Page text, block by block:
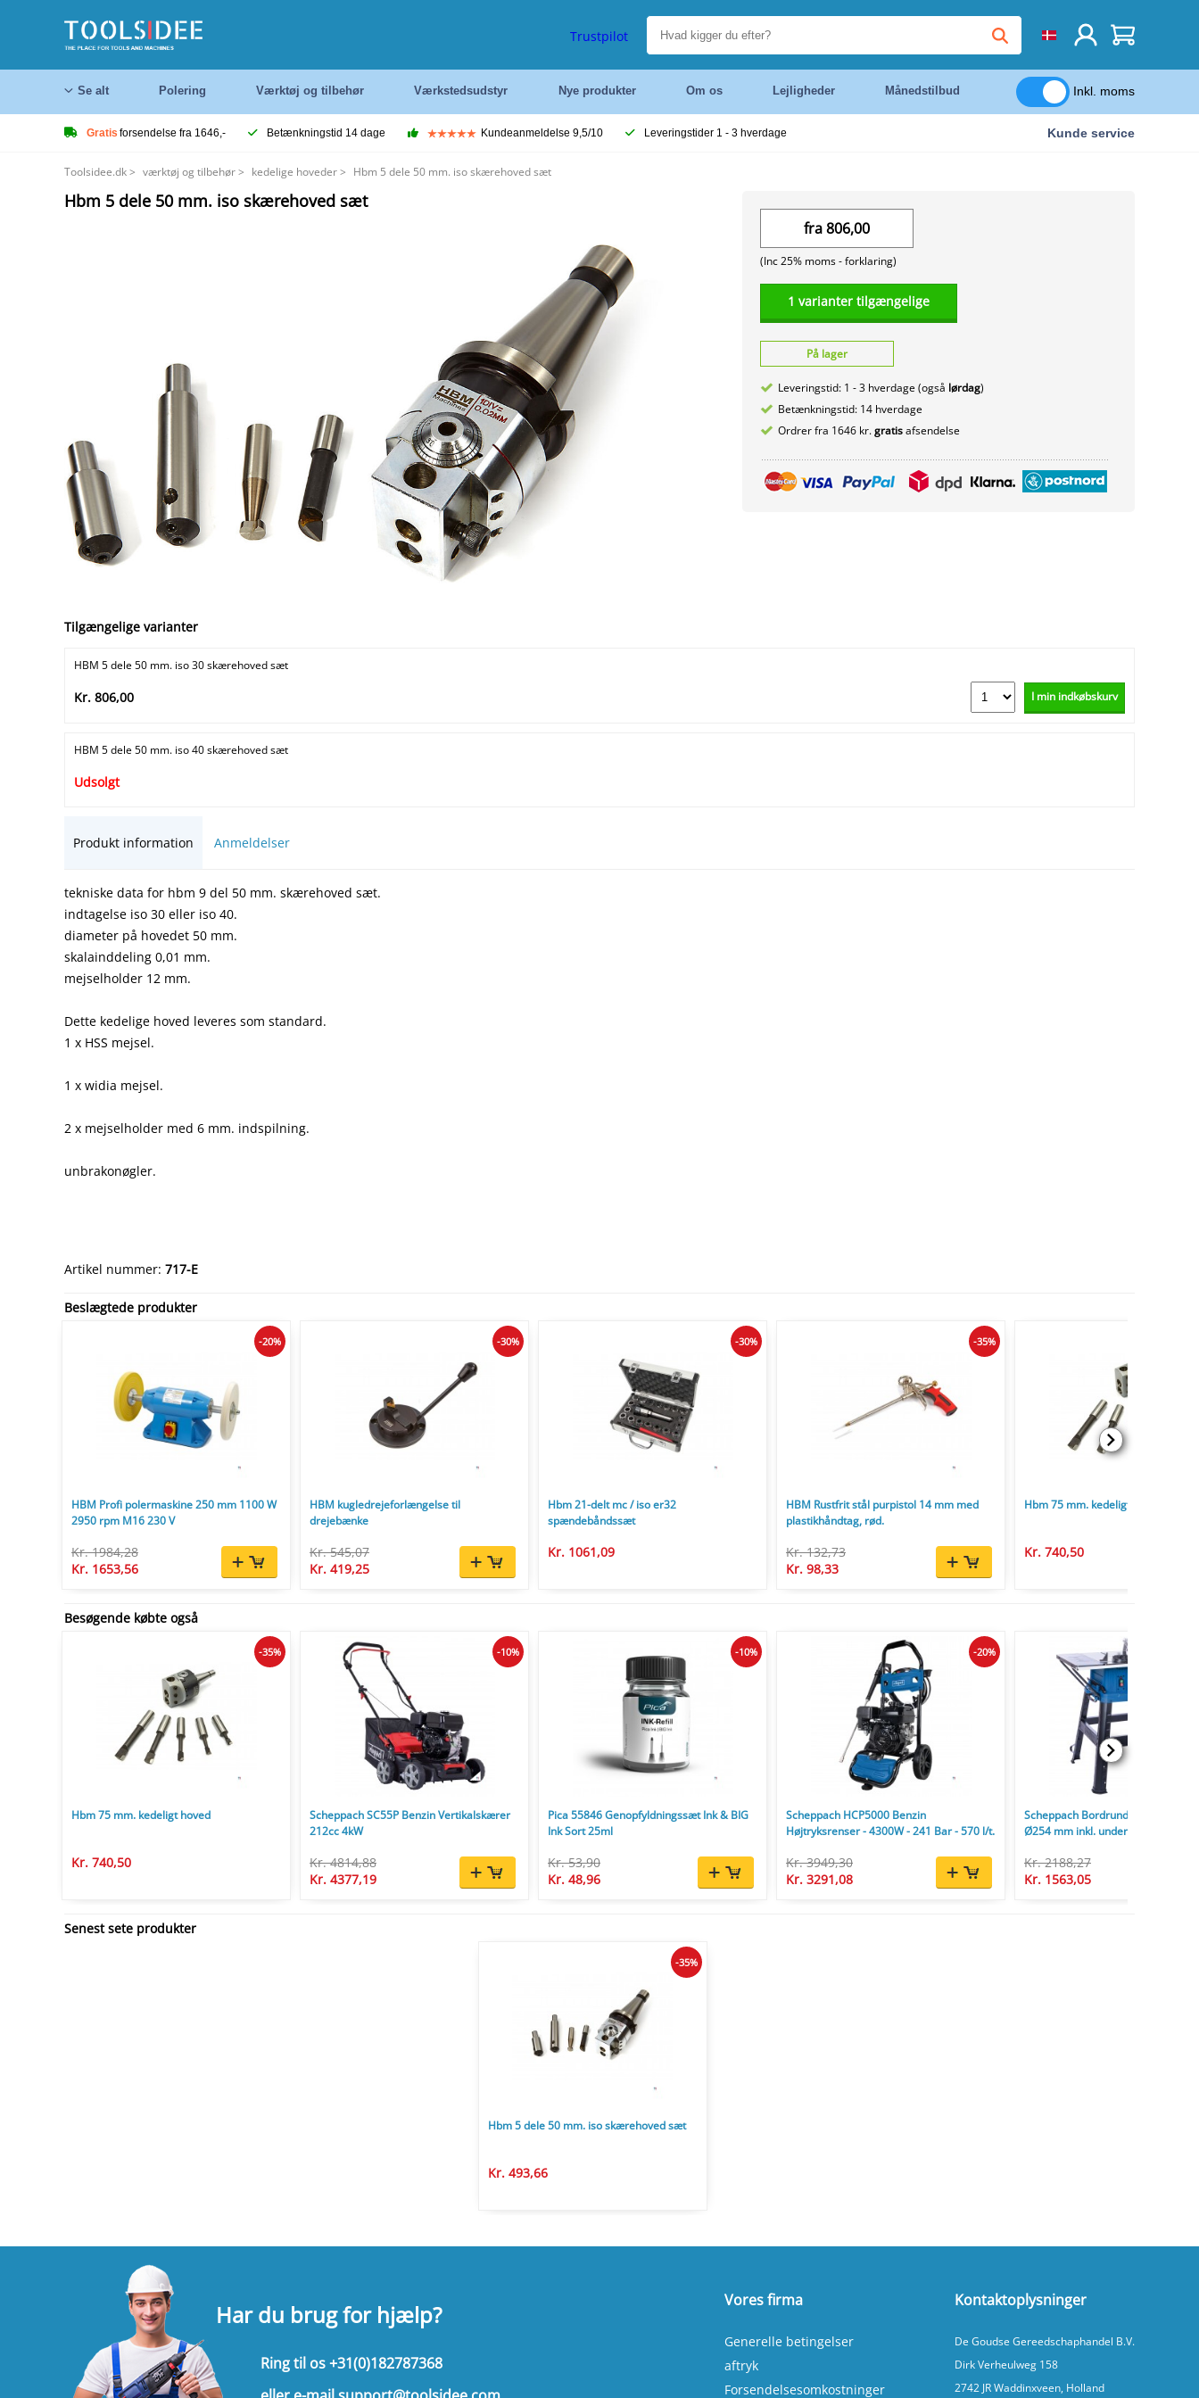
Trustpilot
Se alt Polering Værktøj og tilbehør Værkstedsudstyr Nye produkter Om os Lejligheder Månedstilbud Inkl. moms
Gratis forsendelse fra 1646,- Betænkningstid 14 dage Kundeanmeldelse 9,5/10 Leveringstider 1 - 3 hverdage Kunde service
Toolsidee.dk> værktøj og tilbehør> kedelige hoveder> Hbm 5 dele 50 mm. iso skærehoved sæt
Hbm 5 dele 50 mm. iso skærehoved sæt
fra806,00
(Inc 25% moms -forklaring)
1 varianter tilgængelige
På lager
Leveringstid: 1 - 3 hverdage (også lørdag)
Betænkningstid: 14 hverdage
Ordrer fra 1646 kr.gratisafsendelse
Tilgængelige varianter
HBM 5 dele 50 mm. iso 30 skærehoved sæt
Kr. 806,00 I min indkøbskurv
HBM 5 dele 50 mm. iso 40 skærehoved sæt
Udsolgt
Produkt information Anmeldelser
tekniske data for hbm 9 del 50 mm. skærehoved sæt.
indtagelse iso 30 eller iso 40.
diameter på hovedet 50 mm.
skalainddeling 0,01 mm.
mejselholder 12 mm.
Dette kedelige hoved leveres som standard.
1 x HSS mejsel.
1 x widia mejsel.
2 x mejselholder med 6 mm. indspilning.
unbrakonøgler.
Artikel nummer: 717-E
Beslægtede produkter
HBM Profi polermaskine 250 mm 1100 W
2950 rpm M16 230 V
Kr. 1984,28
Kr. 1653,56
-20%
HBM kugledrejeforlængelse til
drejebænke
Kr. 545,07
Kr. 419,25
-30%
Hbm 21-delt mc / iso er32
spændebåndssæt
Kr. 1061,09
-30%
HBM Rustfrit stål purpistol 14 mm med
plastikhåndtag, rød.
Kr. 132,73
Kr. 98,33
-35%
Hbm 75 mm. kedeligt hoved
Kr. 740,50
Besøgende købte også
Hbm 75 mm. kedeligt hoved
Kr. 740,50
-35%
Scheppach SC55P Benzin Vertikalskærer
212cc 4kW
Kr. 4814,88
Kr. 4377,19
-10%
Pica 55846 Genopfyldningssæt Ink & BIG
Ink Sort 25ml
Kr. 53,90
Kr. 48,96
-10%
Scheppach HCP5000 Benzin
Højtryksrenser - 4300W - 241 Bar - 570 l/t.
Kr. 3949,30
Kr. 3291,08
-20%
Scheppach Bordrundsav HS254
Ø254 mm inkl. understel og
Kr. 2188,27
Kr. 1563,05
Senest sete produkter
Hbm 5 dele 50 mm. iso skærehoved sæt
Kr. 493,66
-35%
Vores firma
Generelle betingelser
aftryk
Forsendelsesomkostninger
Kontaktoplysninger
De Goudse Gereedschaphandel B.V.
Dirk Verheulweg 158
2742 JR Waddinxveen, Holland
Har du brug for hjælp?
Ring til os+31(0)182787368